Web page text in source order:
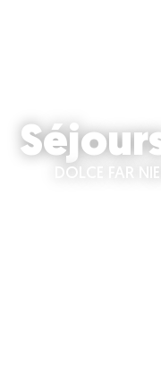
DOLCE FAR